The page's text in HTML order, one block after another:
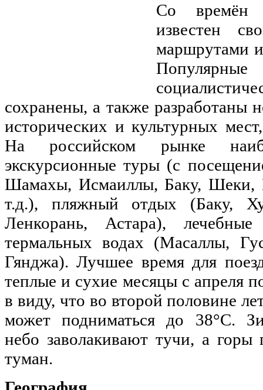
Со времён
известен
маршрутами
сохранены, а также
исторических и культурных
На российском рынке
экскурсионные туры (с
Шамахы, Исмаиллы, Баку, Шеки,
т.д.), пляжный отдых (Баку,
Ленкорань, Астара),
термальных водах (Масаллы,
Гянджа). Лучшее время для
теплые и сухие месяцы с апреля
в виду, что во второй половине
может подниматься до 38°С.
небо заволакивают тучи, а горы
туман.